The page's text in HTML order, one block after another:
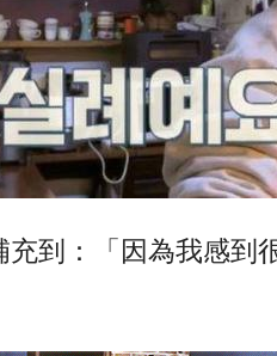
到：「因為我感到